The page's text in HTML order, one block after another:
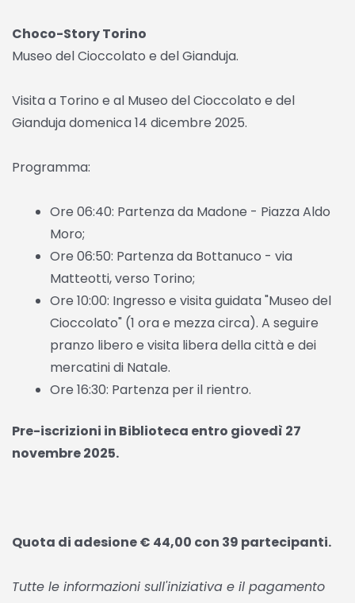
Choco-Story Torino
Museo del Cioccolato e del Gianduja.
Visita a Torino e al Museo del Cioccolato e del
Gianduja domenica 14 dicembre 2025.
Programma:
Ore 06:40: Partenza da Madone - Piazza Aldo
Moro;
Ore 06:50: Partenza da Bottanuco - via
Matteotti, verso Torino;
Ore 10:00: Ingresso e visita guidata "Museo del
Cioccolato" (1 ora e mezza circa). A seguire
pranzo libero e visita libera della città e dei
mercatini di Natale.
Ore 16:30: Partenza per il rientro.
Pre-iscrizioni in Biblioteca entro giovedì 27
novembre 2025.
Quota di adesione € 44,00 con 39 partecipanti.
Tutte le informazioni sull'iniziativa e il pagamento